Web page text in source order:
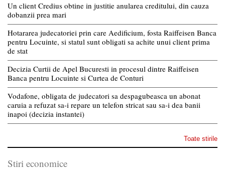
Un client Credius obtine in justitie anularea creditului, din cauza
dobanzii prea mari
Hotararea judecatoriei prin care Aedificium, fosta Raiffeisen Banca
pentru Locuinte, si statul sunt obligati sa achite unui client prima
de stat
Decizia Curtii de Apel Bucuresti in procesul dintre Raiffeisen
Banca pentru Locuinte si Curtea de Conturi
Vodafone, obligata de judecatori sa despagubeasca un abonat
caruia a refuzat sa-i repare un telefon stricat sau sa-i dea banii
inapoi (decizia instantei)
Toate stirile
Stiri economice